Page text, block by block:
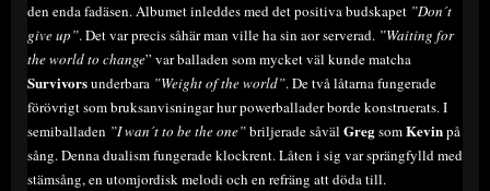
den enda fadäsen. Albumet inleddes med det positiva budskapet ”Don´t
give up”. Det var precis såhär man ville ha sin aor serverad. ”Waiting for
the world to change” var balladen som mycket väl kunde matcha
Survivorsunderbara ”Weight of the world”. De två låtarna fungerade
förövrigt som bruksanvisningar hur powerballader borde konstruerats. I
semiballaden ”I wan´t to be the one”briljerade såväl GregsomKevinpå
sång. Denna dualism fungerade klockrent. Låten i sig var sprängfylld med
stämsång, en utomjordisk melodi och en refräng att döda till.